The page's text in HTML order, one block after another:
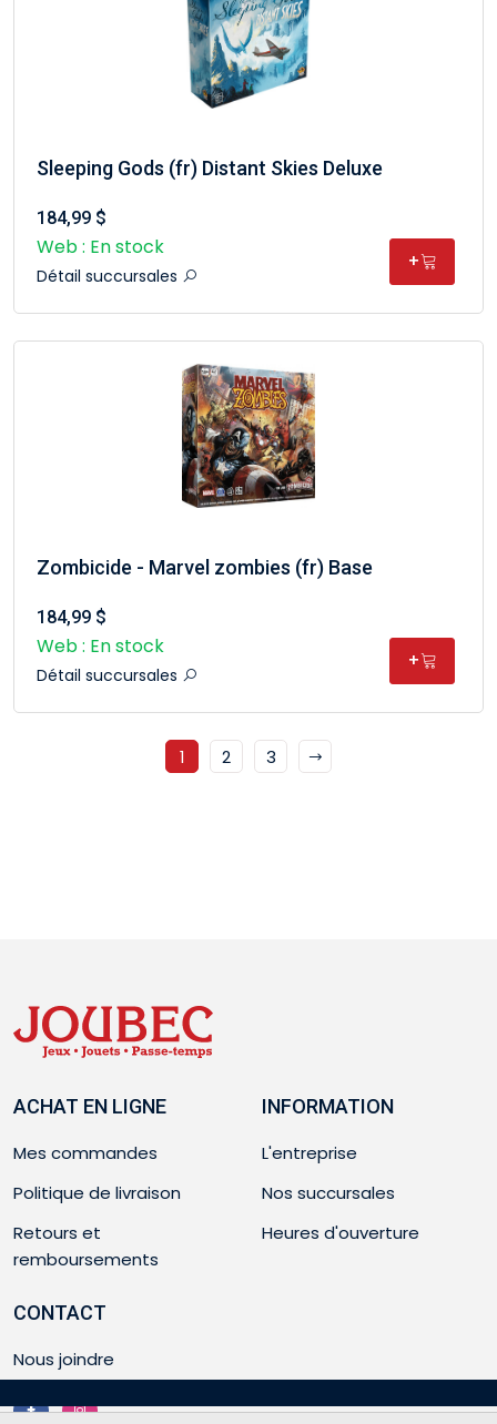
Sleeping Gods (fr) Distant Skies Deluxe
184,99 $
Web : En stock
Détail succursales
+
Zombicide - Marvel zombies (fr) Base
184,99 $
Web : En stock
Détail succursales
+
1 2 3
ACHAT EN LIGNE
Mes commandes
Politique de livraison
Retours et
remboursements
INFORMATION
L'entreprise
Nos succursales
Heures d'ouverture
CONTACT
Nous joindre